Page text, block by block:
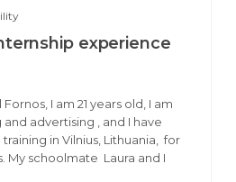
experience
I am 21 years old, I am
advertising , and I have
in Vilnius, Lithuania, for
My schoolmate Laura and I